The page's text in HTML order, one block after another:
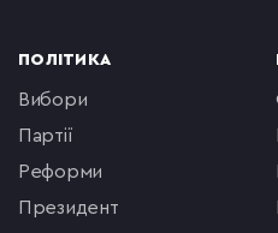
ПОЛІТИКА
вибори
партії
реформи
президент